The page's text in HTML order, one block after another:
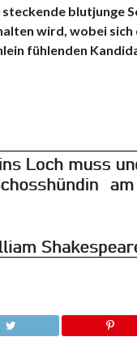
blutjunge
wird, wobei sich
fühlenden